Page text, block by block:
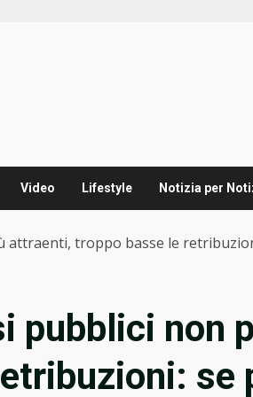
Video Lifestyle Notizia per
attraenti, troppo basse le
pubblici non
se